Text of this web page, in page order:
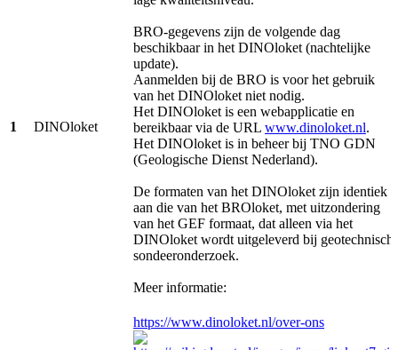
1 DINOloket
BRO-gegevens zijn de volgende dag
beschikbaar in het DINOloket (nachtelijke
update).
Aanmelden bij de BRO is voor het gebruik
van het DINOloket niet nodig.
Het DINOloket is een webapplicatie en
bereikbaar via de URL www.dinoloket.nl.
Het DINOloket is in beheer bij TNO GDN
(Geologische Dienst Nederland).
De formaten van het DINOloket zijn identiek
aan die van het BROloket, met uitzondering
van het GEF formaat, dat alleen via het
DINOloket wordt uitgeleverd bij geotechnisch
sondeeronderzoek.
Meer informatie:
https://www.dinoloket.nl/over-ons